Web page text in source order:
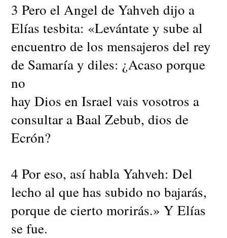
3 Pero el Angel de Yahveh dijo a
Elías tesbita: «Levántate y sube al
encuentro de los mensajeros del rey
de Samaría y diles: ¿Acaso porque
no
hay Dios en Israel vais vosotros a
consultar a Baal Zebub, dios de
Ecrón?
4 Por eso, así habla Yahveh: Del
lecho al que has subido no bajarás,
porque de cierto morirás.» Y Elías
se fue.